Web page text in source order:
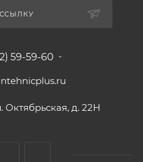
59-59-60
Октябрьская, д. 22Н